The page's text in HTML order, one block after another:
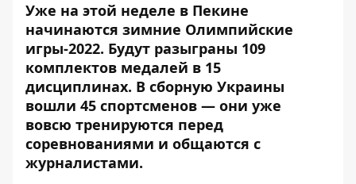
Уже на этой неделе в Пекине
начинаются зимние Олимпийские
игры-2022. Будут разыграны 109
комплектов медалей в 15
дисциплинах. В сборную Украины
вошли 45 спортсменов — они уже
вовсю тренируются перед
соревнованиями и общаются с
журналистами.